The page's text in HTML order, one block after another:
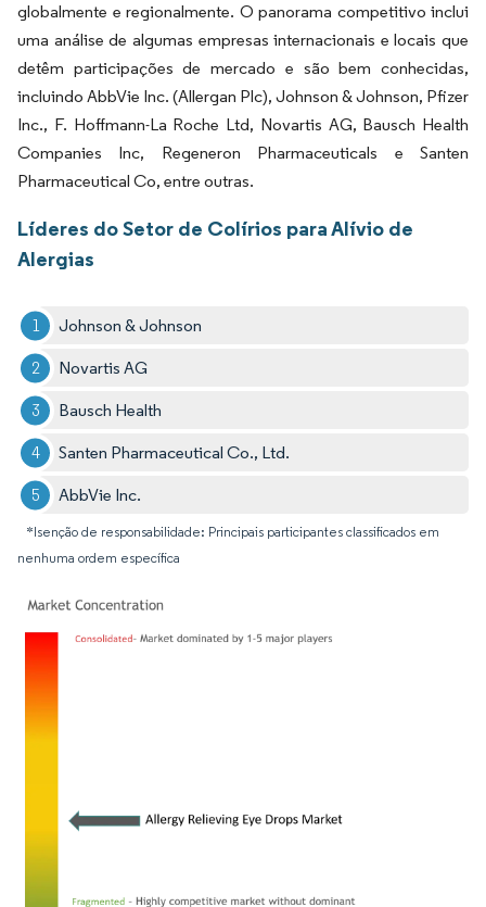
globalmente e regionalmente. O panorama competitivo inclui
uma análise de algumas empresas internacionais e locais que
detêm participações de mercado e são bem conhecidas,
incluindo AbbVie Inc. (Allergan Plc), Johnson & Johnson, Pfizer
Inc., F. Hoffmann-La Roche Ltd, Novartis AG, Bausch Health
Companies Inc, Regeneron Pharmaceuticals e Santen
Pharmaceutical Co, entre outras.
Líderes do Setor de Colírios para Alívio de
Alergias
Johnson & Johnson
Novartis AG
Bausch Health
Santen Pharmaceutical Co., Ltd.
AbbVie Inc.
*Isenção de responsabilidade: Principais participantes classificados em
nenhuma ordem específica